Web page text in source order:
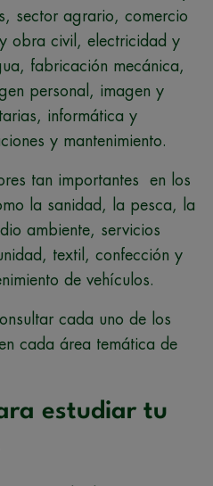
sector agrario, comercio
obra civil, electricidad y
fabricación mecánica,
personal, imagen y
informática y
y mantenimiento.
tan importantes en los
la sanidad, la pesca, la
ambiente, servicios
textil, confección y
de vehículos.
cada uno de los
cada área temática de
estudiar tu